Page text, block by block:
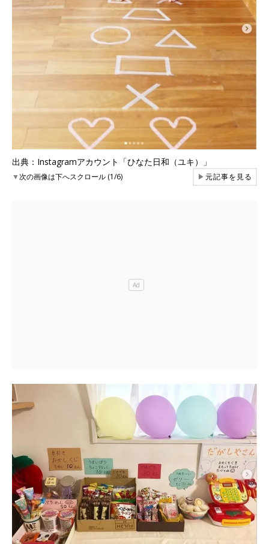
出典：Instagramアカウント「ひなた日和（ユキ）」
▼次の画像は下へスクロール (1/6) ▶元記事を見る